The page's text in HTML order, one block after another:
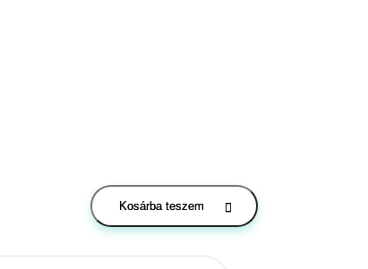
Kosárba teszem